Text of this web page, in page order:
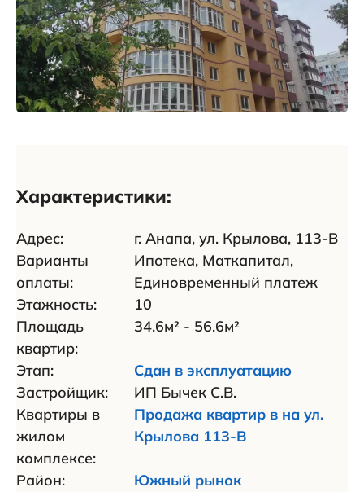
Характеристики:
Адрес:
г. Анапа, ул. Крылова, 113-В
Варианты
оплаты:
Ипотека, Маткапитал,
Единовременный платеж
Этажность:
10
Площадь
квартир:
34.6м² - 56.6м²
Этап:
Сдан в эксплуатацию
Застройщик:
ИП Бычек С.В.
Квартиры в
жилом
комплексе:
Продажа квартир в на ул.
Крылова 113-В
Район:
Южный рынок